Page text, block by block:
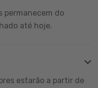
permanecem do
até hoje.
estarão a partir de